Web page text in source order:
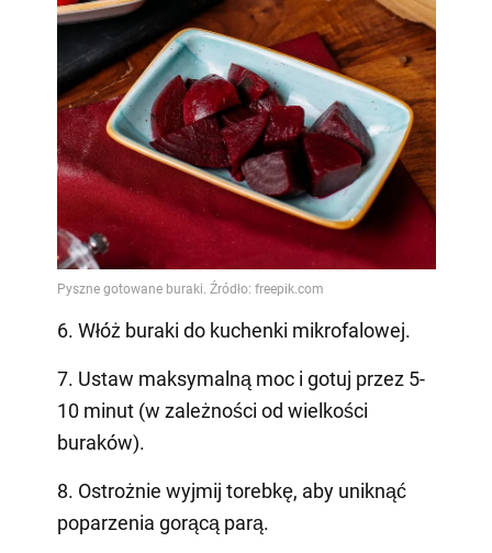
6. Włóż buraki do kuchenki mikrofalowej.
7. Ustaw maksymalną moc i gotuj przez 5-
10 minut (w zależności od wielkości
buraków).
8. Ostrożnie wyjmij torebkę, aby uniknąć
poparzenia gorącą parą.